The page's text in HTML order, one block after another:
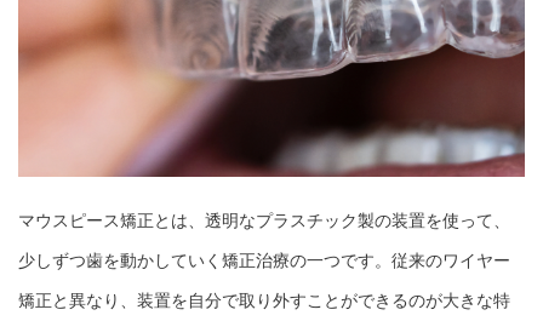
マウスピース矯正とは、透明なプラスチック製の装置を使って、
少しずつ歯を動かしていく矯正治療の一つです。従来のワイヤー
矯正と異なり、装置を自分で取り外すことができるのが大きな特